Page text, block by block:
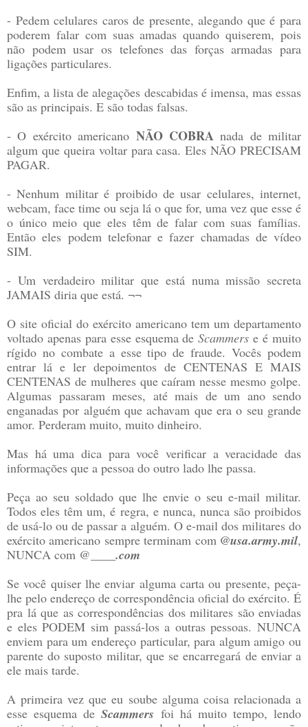
- Pedem celulares caros de presente, alegando que é para
poderem falar com suas amadas quando quiserem, pois
não podem usar os telefones das forças armadas para
ligações particulares.
Enfim, a lista de alegações descabidas é imensa, mas essas
são as principais. E são todas falsas.
- O exército americano NÃO COBRA nada de militar
algum que queira voltar para casa. Eles NÃO PRECISAM
PAGAR.
- Nenhum militar é proibido de usar celulares, internet,
webcam, face time ou seja lá o que for, uma vez que esse é
o único meio que eles têm de falar com suas famílias.
Então eles podem telefonar e fazer chamadas de vídeo
SIM.
- Um verdadeiro militar que está numa missão secreta
JAMAIS diria que está. ¬¬
O site oficial do exército americano tem um departamento
voltado apenas para esse esquema deScammerse é muito
rígido no combate a esse tipo de fraude. Vocês podem
entrar lá e ler depoimentos de CENTENAS E MAIS
CENTENAS de mulheres que caíram nesse mesmo golpe.
Algumas passaram meses, até mais de um ano sendo
enganadas por alguém que achavam que era o seu grande
amor. Perderam muito, muito dinheiro.
Mas há uma dica para você verificar a veracidade das
informações que a pessoa do outro lado lhe passa.
Peça ao seu soldado que lhe envie o seu e-mail militar.
Todos eles têm um, é regra, e nunca, nunca são proibidos
de usá-lo ou de passar a alguém. O e-mail dos militares do
exército americano sempre terminam com @usa.army.mil,
NUNCA com @____ .com
Se você quiser lhe enviar alguma carta ou presente, peça-
lhe pelo endereço de correspondência oficial do exército. É
pra lá que as correspondências dos militares são enviadas
e eles PODEM sim passá-los a outras pessoas. NUNCA
enviem para um endereço particular, para algum amigo ou
parente do suposto militar, que se encarregará de enviar a
ele mais tarde.
A primeira vez que eu soube alguma coisa relacionada a
esse esquema deScammers foi há muito tempo, lendo